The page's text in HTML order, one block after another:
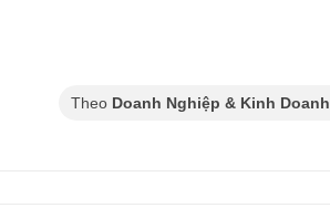
Theo Doanh Nghiệp & Kinh Doanh